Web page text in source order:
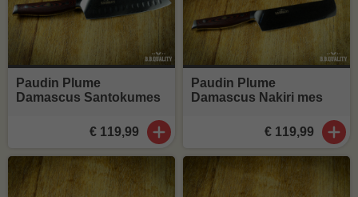
Paudin Plume
Damascus Santokumes
€ 119,99
Paudin Plume
Damascus Nakiri mes
€ 119,99